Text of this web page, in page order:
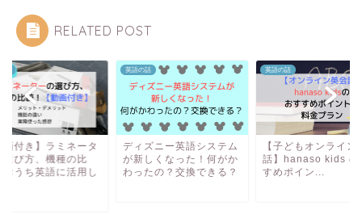
RELATED POST
画付き】ラミネータ
選び方、機種の比
おうち英語に活用し
英語の話
ディズニー英語システム
が新しくなった！何がか
わったの？交換できる？
英語の話
【子どもオンライン
話】hanaso kids の
すめポイン...